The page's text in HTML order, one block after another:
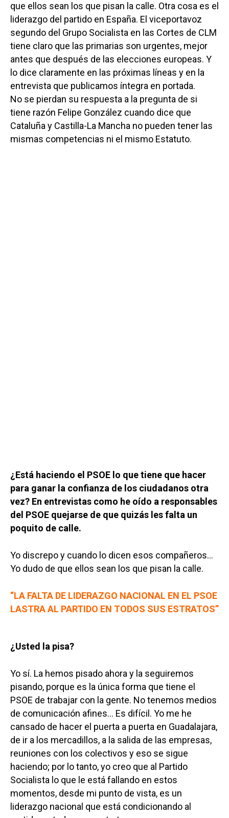
que ellos sean los que pisan la calle. Otra cosa es el
liderazgo del partido en España. El viceportavoz
segundo del Grupo Socialista en las Cortes de CLM
tiene claro que las primarias son urgentes, mejor
antes que después de las elecciones europeas. Y
lo dice claramente en las próximas líneas y en la
entrevista que publicamos íntegra en portada.
No se pierdan su respuesta a la pregunta de si
tiene razón Felipe González cuando dice que
Cataluña y Castilla-La Mancha no pueden tener las
mismas competencias ni el mismo Estatuto.
¿Está haciendo el PSOE lo que tiene que hacer
para ganar la confianza de los ciudadanos otra
vez? En entrevistas como he oído a responsables
del PSOE quejarse de que quizás les falta un
poquito de calle.
Yo discrepo y cuando lo dicen esos compañeros…
Yo dudo de que ellos sean los que pisan la calle.
“LA FALTA DE LIDERAZGO NACIONAL EN EL PSOE
LASTRA AL PARTIDO EN TODOS SUS ESTRATOS”
¿Usted la pisa?
Yo sí. La hemos pisado ahora y la seguiremos
pisando, porque es la única forma que tiene el
PSOE de trabajar con la gente. No tenemos medios
de comunicación afines… Es difícil. Yo me he
cansado de hacer el puerta a puerta en Guadalajara,
de ir a los mercadillos, a la salida de las empresas,
reuniones con los colectivos y eso se sigue
haciendo; por lo tanto, yo creo que al Partido
Socialista lo que le está fallando en estos
momentos, desde mi punto de vista, es un
liderazgo nacional que está condicionando al